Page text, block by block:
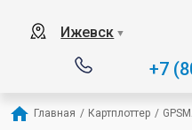
Ижевск ▼
+7
Главная / Картплоттер /